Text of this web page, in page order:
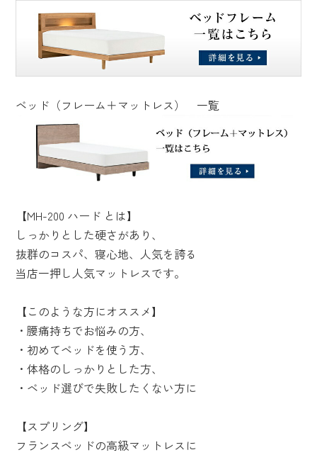
ベッド（フレーム＋マットレス） 一覧
【MH-200 ハード とは】
しっかりとした硬さがあり、
抜群のコスパ、寝心地、人気を誇る
当店一押し人気マットレスです。
【このような方にオススメ】
・腰痛持ちでお悩みの方、
・初めてベッドを使う方、
・体格のしっかりとした方、
・ベッド選びで失敗したくない方に
【スプリング】
フランスベッドの高級マットレスに